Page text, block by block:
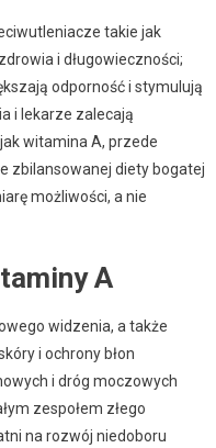
takie jak
i długowieczności;
odporność i stymulują
i lekarze zalecają
witamina A, przede
zbilansowanej diety bogatej
możliwości, a nie
A
widzenia, a także
i ochrony błon
i dróg moczowych
zespołem złego
na rozwój niedoboru